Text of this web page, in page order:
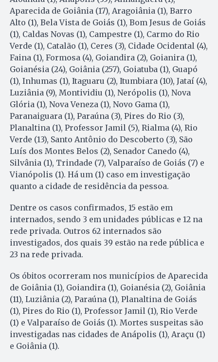
Aparecida de Goiânia (17), Aragoiânia (1), Barro
Alto (1), Bela Vista de Goiás (1), Bom Jesus de Goiás
(1), Caldas Novas (1), Campestre (1), Carmo do Rio
Verde (1), Catalão (1), Ceres (3), Cidade Ocidental (4),
Faina (1), Formosa (4), Goiandira (2), Goianira (1),
Goianésia (24), Goiânia (257), Goiatuba (1), Guapó
(1), Inhumas (1), Itaguaru (2), Itumbiara (10), Jataí (4),
Luziânia (9), Montividiu (1), Nerópolis (1), Nova
Glória (1), Nova Veneza (1), Novo Gama (1),
Paranaiguara (1), Paraúna (3), Pires do Rio (3),
Planaltina (1), Professor Jamil (5), Rialma (4), Rio
Verde (13), Santo Antônio do Descoberto (3), São
Luís dos Montes Belos (2), Senador Canedo (4),
Silvânia (1), Trindade (7), Valparaíso de Goiás (7) e
Vianópolis (1). Há um (1) caso em investigação
quanto a cidade de residência da pessoa.
Dentre os casos confirmados, 15 estão em
internados, sendo 3 em unidades públicas e 12 na
rede privada. Outros 62 internados são
investigados, dos quais 39 estão na rede pública e
23 na rede privada.
Os óbitos ocorreram nos municípios de Aparecida
de Goiânia (1), Goiandira (1), Goianésia (2), Goiânia
(11), Luziânia (2), Paraúna (1), Planaltina de Goiás
(1), Pires do Rio (1), Professor Jamil (1), Rio Verde
(1) e Valparaíso de Goiás (1). Mortes suspeitas são
investigadas nas cidades de Anápolis (1), Araçu (1)
e Goiânia (1).